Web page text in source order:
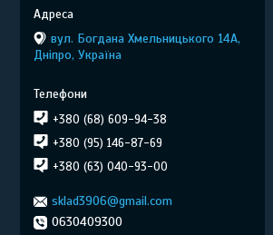
вул. Богдана Хмельницького 14А,
Дніпро, Україна
+380 (68) 609-94-38
+380 (95) 146-87-69
+380 (63) 040-93-00
sklad3906@gmail.com
0630409300